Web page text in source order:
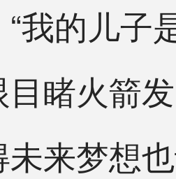
我的儿子
睹火箭
来梦想